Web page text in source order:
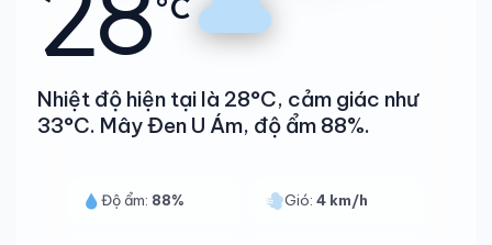
Nhiệt độ hiện tại là 28°C, cảm giác như
33°C. Mây Đen U Ám, độ ẩm 88%.
Độ ẩm: 88% Gió:4 km/h